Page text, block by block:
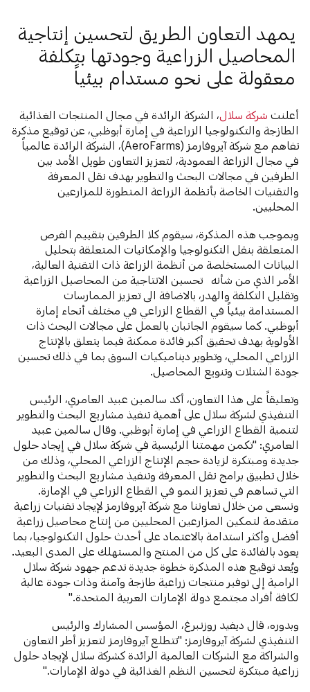
يمهد التعاون الطريق لتحسين إنتاجية
المحاصيل الزراعية وجودتها بتكلفة
معقولة على نحو مستدام بيئياً
أعلنتشركة سلال ، الشركة الرائدة في مجال المنتجات الغذائية
الطازجة والتكنولوجيا الزراعية في إمارة أبوظبي، عن توقيع مذكرة
تفاهم مع شركة آيروفارمز (AeroFarms)، الشركة الرائدة عالمياً
في مجال الزراعة العمودية، لتعزيز التعاون طويل الأمد بين
الطرفين في مجالات البحث والتطوير بهدف نقل المعرفة
والتقنيات الخاصة بأنظمة الزراعة المتطورة للمزارعين
المحليين.
وبموجب هذه المذكرة، سيقوم كلا الطرفين بتقييم الفرص
المتعلقة بنقل التكنولوجيا والإمكانيات المتعلقة بتحليل
البيانات المستخلصة من أنظمة الزراعة ذات التقنية العالية،
الأمر الذي من شأنه تحسين الانتاجية من المحاصيل الزراعية
وتقليل التكلفة والهدر، بالاضافة الى تعزيز الممارسات
المستدامة بيئياً في القطاع الزراعي في مختلف أنحاء إمارة
أبوظبي. كما سيقوم الجانبان بالعمل على مجالات البحث ذات
الأولوية بهدف تحقيق أكبر فائدة ممكنة فيما يتعلق بالإنتاج
الزراعي المحلي، وتطوير ديناميكيات السوق بما في ذلك تحسين
جودة الشتلات وتنويع المحاصيل.
وتعليقاً على هذا التعاون، أكد سالمين عبيد العامري، الرئيس
التنفيذي لشركة سلال على أهمية تنفيذ مشاريع البحث والتطوير
لتنمية القطاع الزراعي في إمارة أبوظبي. وقال سالمين عبيد
العامري: "تكمن مهمتنا الرئيسية في شركة سلال في إيجاد حلول
جديدة ومبتكرة لزيادة حجم الإنتاج الزراعي المحلي، وذلك من
خلال تطبيق برامج نقل المعرفة وتنفيذ مشاريع البحث والتطوير
التي تساهم في تعزيز النمو في القطاع الزراعي في الإمارة.
ونسعى من خلال تعاوننا مع شركة آيروفارمز لإيجاد تقنيات زراعية
متقدمة لتمكين المزارعين المحليين من إنتاج محاصيل زراعية
أفضل وأكثر استدامة بالاعتماد على أحدث حلول التكنولوجيا، بما
يعود بالفائدة على كل من المنتج والمستهلك على المدى البعيد.
ويُعد توقيع هذه المذكرة خطوة جديدة تدعم جهود شركة سلال
الرامية إلى توفير منتجات زراعية طازجة وآمنة وذات جودة عالية
لكافة أفراد مجتمع دولة الإمارات العربية المتحدة."
وبدوره، قال ديفيد روزنبرغ، المؤسس المشارك والرئيس
التنفيذي لشركة آيروفارمز: "تتطلع آيروفارمز لتعزيز أطر التعاون
والشراكة مع الشركات العالمية الرائدة كشركة سلال لإيجاد حلول
زراعية مبتكرة لتحسين النظم الغذائية في دولة الإمارات."